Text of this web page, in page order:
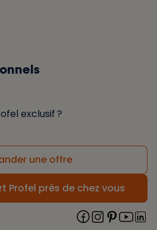
exclusif ?
une offre
Profel près de chez vous